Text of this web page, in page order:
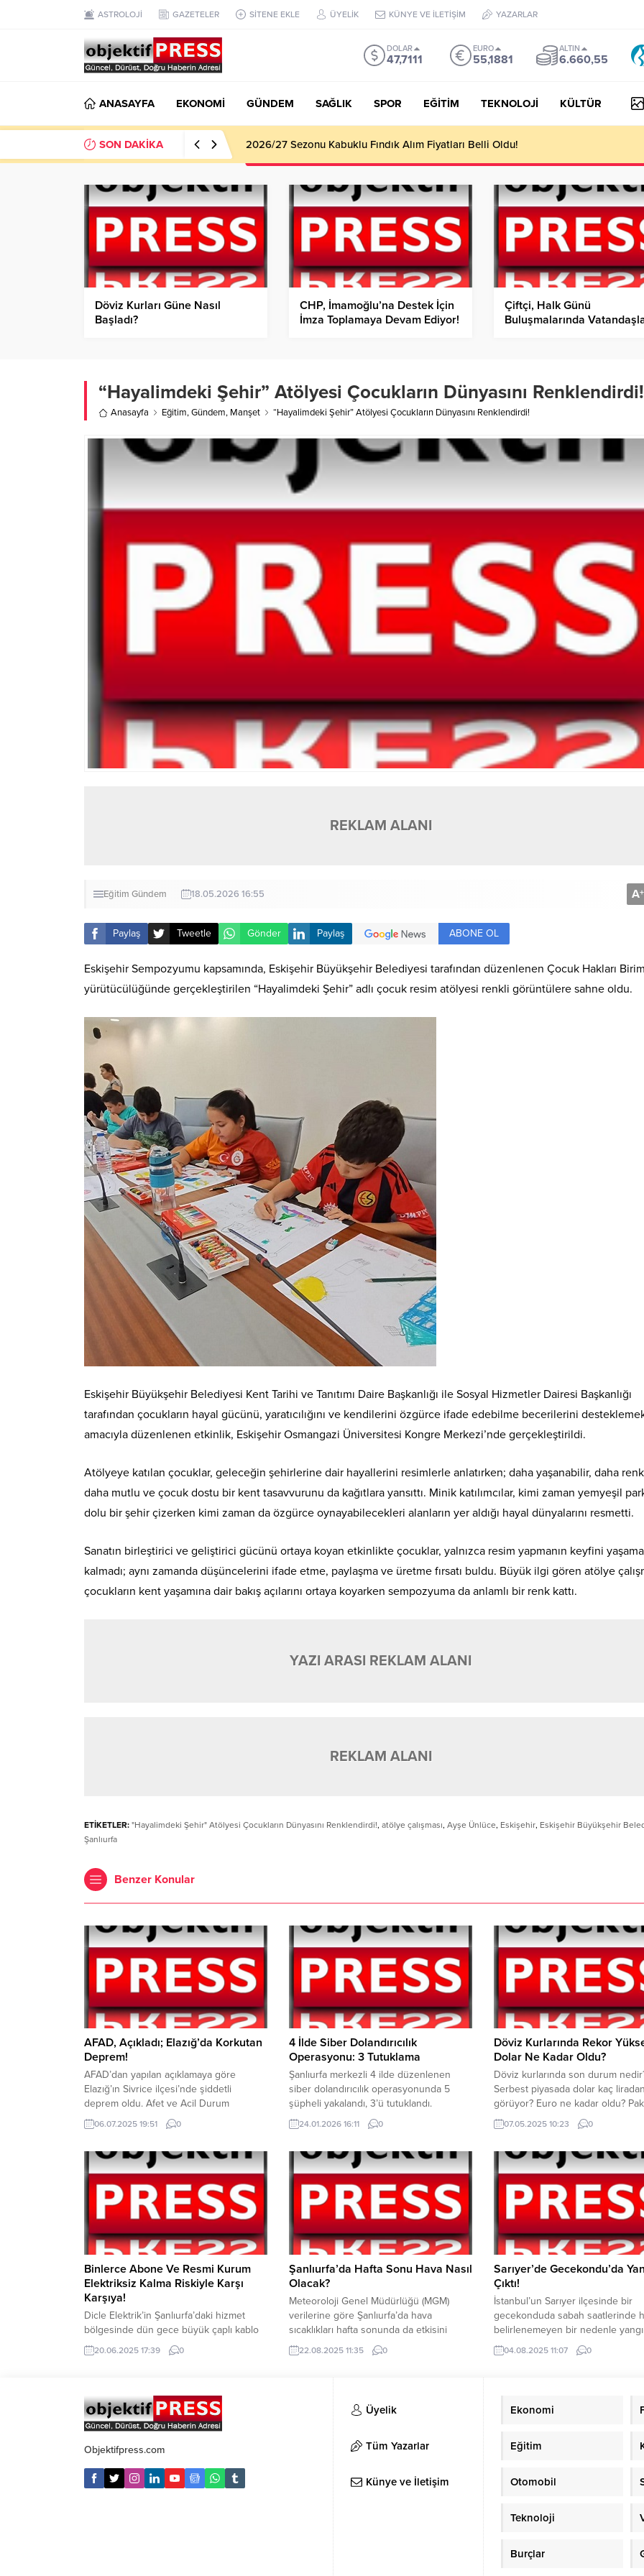
ASTROLOJİ GAZETELER SİTENE EKLE ÜYELİK KÜNYE VE İLETİŞİM YAZARLAR
DOLAR
47,7111
EURO
55,1881
ALTIN
6.660,55
ANASAYFA EKONOMİ GÜNDEM SAĞLIK SPOR EĞİTİM TEKNOLOJİ KÜLTÜR
SON DAKİKA Haliliye Belediyesi Her Gün 4 Bin 898 Kişiye Sıcak Yemek Ulaştırıyor!
Döviz Kurları Güne Nasıl
Başladı?
CHP, İmamoğlu’na Destek İçin
İmza Toplamaya Devam Ediyor!
Çiftçi, Halk Günü
Buluşmalarında
“Hayalimdeki Şehir” Atölyesi Çocukların Dünyasını Renklendirdi!
Anasayfa Eğitim,Gündem, Manşet “Hayalimdeki Şehir” Atölyesi Çocukların Dünyasını Renklendirdi!
REKLAM ALANI
Eğitim Gündem 18.05.2026 16:55 A+
Paylaş Tweetle Gönder Paylaş ABONE OL
Eskişehir Sempozyumu kapsamında, Eskişehir Büyükşehir Belediyesi tarafından düzenlenen Çocuk Hakları
yürütücülüğünde gerçekleştirilen “Hayalimdeki Şehir” adlı çocuk resim atölyesi renkli görüntülere sahne oldu.
Eskişehir Büyükşehir Belediyesi Kent Tarihi ve Tanıtımı Daire Başkanlığı ile Sosyal Hizmetler Dairesi Başkanlığı
tarafından çocukların hayal gücünü, yaratıcılığını ve kendilerini özgürce ifade edebilme becerilerini
amacıyla düzenlenen etkinlik, Eskişehir Osmangazi Üniversitesi Kongre Merkezi’nde gerçekleştirildi.
Atölyeye katılan çocuklar, geleceğin şehirlerine dair hayallerini resimlerle anlatırken; daha yaşanabilir, daha
daha mutlu ve çocuk dostu bir kent tasavvurunu da kağıtlara yansıttı. Minik katılımcılar, kimi zaman yemyeşil
dolu bir şehir çizerken kimi zaman da özgürce oynayabilecekleri alanların yer aldığı hayal dünyalarını resmetti.
Sanatın birleştirici ve geliştirici gücünü ortaya koyan etkinlikte çocuklar, yalnızca resim yapmanın keyfini
kalmadı; aynı zamanda düşüncelerini ifade etme, paylaşma ve üretme fırsatı buldu. Büyük ilgi gören atölye
çocukların kent yaşamına dair bakış açılarını ortaya koyarken sempozyuma da anlamlı bir renk kattı.
YAZI ARASI REKLAM ALANI
REKLAM ALANI
ETİKETLER: "Hayalimdeki Şehir" Atölyesi Çocukların Dünyasını Renklendirdi!, atölye çalışması, Ayşe Ünlüce, Eskişehir, Eskişehir Büyükşehir
Şanlıurfa
Benzer Konular
AFAD, Açıkladı; Elazığ’da Korkutan
Deprem!
AFAD’dan yapılan açıklamaya göre
Elazığ’ın Sivrice ilçesi’nde şiddetli
deprem oldu. Afet ve Acil Durum
Yönetim Başkanlığı (AFAD)depremin
şiddeti 3.6 olarak kaydedildiğini açıkladı.
derinliğinde meydana geldi. AFAD’ın
deprem ile ilgili sosyal medya paylaşımı
şu şekilde; YAZI ARASI REKLAM ALANI
06.07.2025 19:51 0
4 İlde Siber Dolandırıcılık
Operasyonu: 3 Tutuklama
Şanlıurfa merkezli 4 ilde düzenlenen
siber dolandırıcılık operasyonunda 5
şüpheli yakalandı, 3’ü tutuklandı.
Şanlıurfa İl Jandarma Komutanlığı
tarafından Siber Suçlarla Mücadele
sosyal medya platformları üzerinden
“Bilişim Sistemlerinin Kullanılması
Suretiyle Nitelikli Dolandırıcılık” suçunu
işledikleri tespit edilen şüphelilere
yönelik eş zamanlı operasyon
düzenlendi. 22 Ocak 2026 tarihinde 4...
24.01.2026 16:11 0
Döviz Kurlarında Rekor
Dolar Ne Kadar Oldu?
Döviz kurlarında son durum
Serbest piyasada dolar kaç
görüyor? Euro ne kadar oldu?
Hindistan gerilimiyle döviz kurları
yükselişe geçti. Uluslararası
savaşın eşiğine gelmesiyle döviz
yükselişe geçti. Bugün 38.61
işlem görmeye başlayan dolar,
itibariyle 38.64 TL’den...
07.05.2025 10:23 0
Binlerce Abone Ve Resmi Kurum
Elektriksiz Kalma Riskiyle Karşı
Karşıya!
Dicle Elektrik’in Şanlıurfa’daki hizmet
bölgesinde dün gece büyük çaplı kablo
hırsızlıkları yaşandı. Kent genelinde dün
farklı noktalardaki trafolara giren hırsızlar,
neden olacak zarara yol açtı. Şirket
yetkilileri, “Elektrik kesintisi olmaması için
gece gündüz çalışıyoruz. Ancak onarım
çalışmalar süresince can ve mal...
20.06.2025 17:39 0
Şanlıurfa’da Hafta Sonu Hava Nasıl
Olacak?
Meteoroloji Genel Müdürlüğü (MGM)
verilerine göre Şanlıurfa’da hava
sıcaklıkları hafta sonunda da etkisini
sürdürmeye devam edecek. MGM’ye
göre Şanlıurfa’da Cumartesi en yüksek
sıcaklığı 21 derece, Pazar günü ise en
yüksek sıcaklık 42 en düşük sıcaklık 22
derece olması bekleniyor.
22.08.2025 11:35 0
Sarıyer’de Gecekondu’da
Çıktı!
İstanbul’un Sarıyer ilçesinde bir
gecekonduda sabah saatlerinde
belirlenemeyen bir nedenle
Yangında 2 kardeş ağır yaralandı.
sabah saat 06.30 sularında Sarıyer
kendini dışarı atabilirken, 2 kardeş
ihbarı üzerine olay...
04.08.2025 11:07 0
Objektifpress.com
Üyelik
Tüm Yazarlar
Künye ve İletişim
Ekonomi
Eğitim
Otomobil
Teknoloji
Burçlar